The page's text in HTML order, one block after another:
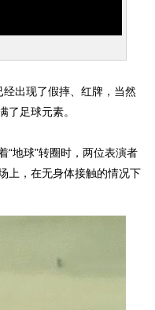
出现了假摔、红牌，当然
了足球元素。
地球”转圈时，两位表演者
上，在无身体接触的情况下